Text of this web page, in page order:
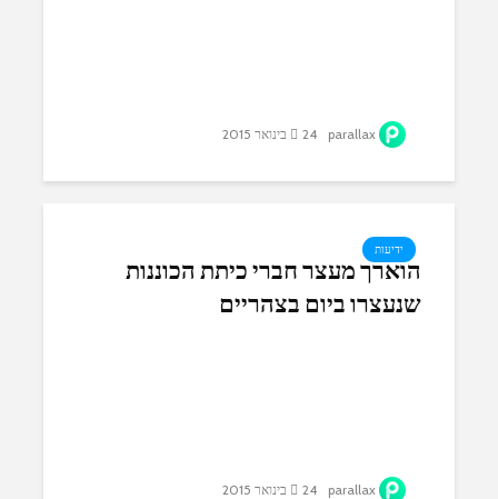
24 בינואר 2015
ידיעות
הוארך מעצר חברי כיתת הכוננות
שנעצרו ביום בצהריים
24 בינואר 2015